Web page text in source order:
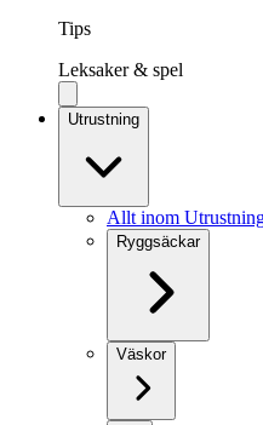
Tips
Leksaker & spel
Utrustning
Allt inom
Ryggsäckar
Väskor